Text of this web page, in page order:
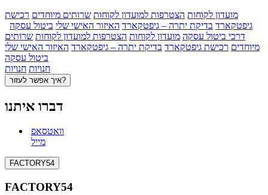
מועדון לקוחות הצטרפות למועדון לקוחות שרותים מיוחדים רכישת
גיפטקארד בדיקת יתרה – גיפטקארד האיזור האישי שלי ביטול עסקה
דרכי ביטול עסקה מועדון לקוחות הצטרפות למועדון לקוחות שרותים
מיוחדים רכישת גיפטקארד בדיקת יתרה – גיפטקארד האיזור האישי שלי
ביטול עסקה
חנויות חנויות
איך אפשר לעזור?
דברו איתנו
וואטסאפ
מייל
FACTORY54
FACTORY54